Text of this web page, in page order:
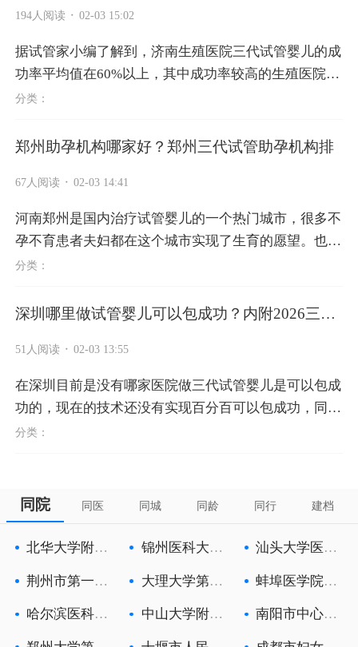
194人阅读 · 02-03 15:02
据试管家小编了解到，济南生殖医院三代试管婴儿的成
功率平均值在60%以上，其中成功率较高的生殖医院分
别是山东大学附属生殖医院，山东省立医院生殖医学中
分类：
郑州助孕机构哪家好？郑州三代试管助孕机构排
67人阅读 · 02-03 14:41
河南郑州是国内治疗试管婴儿的一个热门城市，很多不
孕不育患者夫妇都在这个城市实现了生育的愿望。也有
很多小伙伴问到，郑州试管助孕三代哪家机构比较好?
分类：
深圳哪里做试管婴儿可以包成功？内附2026三代
51人阅读 · 02-03 13:55
在深圳目前是没有哪家医院做三代试管婴儿是可以包成
功的，现在的技术还没有实现百分百可以包成功，同时
国内也不允许医院机构这样去宣传。虽然深圳没有医院
分类：
同院 同医 同城 同龄 同行 建档
北华大学附属
锦州医科大学
汕头大学医学
荆州市第一人
大理大学第一
蚌埠医学院第
哈尔滨医科大
中山大学附属
南阳市中心医